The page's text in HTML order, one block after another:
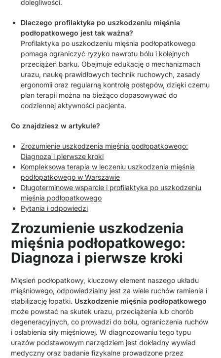
dolegliwości.
Dlaczego profilaktyka po uszkodzeniu mięśnia
podłopatkowego jest tak ważna?
Profilaktyka po uszkodzeniu mięśnia podłopatkowego
pomaga ograniczyć ryzyko nawrotu bólu i kolejnych
przeciążeń barku. Obejmuje edukację o mechanizmach
urazu, naukę prawidłowych technik ruchowych, zasady
ergonomii oraz regularną kontrolę postępów, dzięki czemu
plan terapii można na bieżąco dopasowywać do
codziennej aktywności pacjenta.
Co znajdziesz w artykule?
Zrozumienie uszkodzenia mięśnia podłopatkowego:
Diagnoza i pierwsze kroki
Kompleksowa terapia w leczeniu uszkodzenia mięśnia
podłopatkowego w Warszawie
Długoterminowe wsparcie i profilaktyka po uszkodzeniu
mięśnia podłopatkowego
Pytania i odpowiedzi
Zrozumienie uszkodzenia
mięśnia podłopatkowego:
Diagnoza i pierwsze kroki
Mięsień podłopatkowy, kluczowy element naszego układu
mięśniowego, odpowiedzialny jest za wiele ruchów ramienia i
stabilizację łopatki. Uszkodzenie mięśnia podłopatkowego
może powstać na skutek urazu, przeciążenia lub chorób
degeneracyjnych, co prowadzi do bólu, ograniczenia ruchów
i osłabienia siły mięśniowej. W diagnozowaniu tego typu
urazów podstawowym narzędziem jest dokładny wywiad
medyczny oraz badanie fizykalne prowadzone przez